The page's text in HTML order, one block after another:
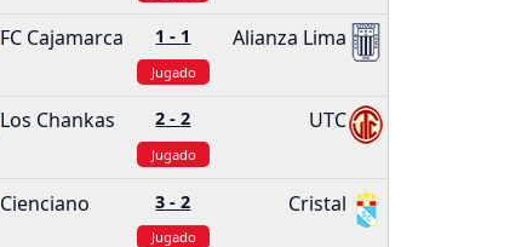
FC Cajamarca 1 - 1 Alianza Lima
Jugado
Los Chankas 2 -2 UTC
Jugado
Cienciano 3 -2 Cristal
Jugado